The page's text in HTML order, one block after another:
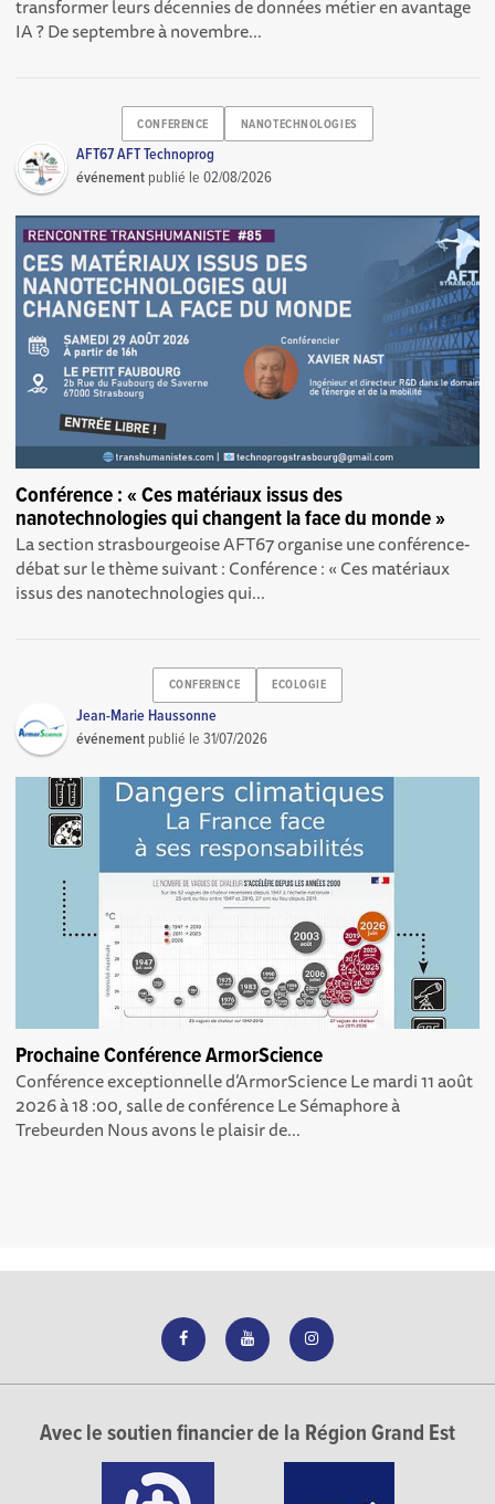
transformer leurs décennies de données métier en avantage
IA ? De septembre à novembre...
CONFERENCE NANOTECHNOLOGIES
AFT67 AFT Technoprog
événement publié le02/08/2026
Conférence : « Ces matériaux issus des
nanotechnologies qui changent la face du monde »
La section strasbourgeoise AFT67 organise une conférence-
débat sur le thème suivant : Conférence : « Ces matériaux
issus des nanotechnologies qui...
CONFERENCE ECOLOGIE
Jean-Marie Haussonne
événement publié le31/07/2026
Prochaine Conférence ArmorScience
Conférence exceptionnelle d’ArmorScience Le mardi 11 août
2026 à 18 :00, salle de conférence Le Sémaphore à
Trebeurden Nous avons le plaisir de...
Avec le soutien financier de la Région Grand Est